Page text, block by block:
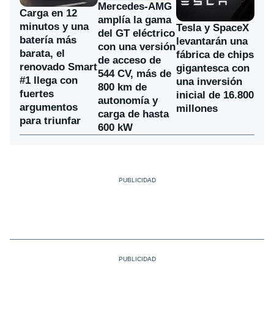
Carga en 12
minutos y una
batería más
barata, el
renovado Smart
#1 llega con
fuertes
argumentos
para triunfar
Mercedes-AMG
amplía la gama
del GT eléctrico
con una versión
de acceso de
544 CV, más de
800 km de
autonomía y
carga de hasta
600 kW
Tesla y SpaceX
levantarán una
fábrica de chips
gigantesca con
una inversión
inicial de 16.800
millones